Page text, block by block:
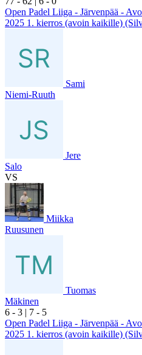
Open Padel Liiga - Järvenpää -
2025 1. kierros (avoin kaikille)
Sami
Niemi-Ruuth
Jere
Salo
VS
Miikka
Ruusunen
Tuomas
Mäkinen
6 - 3 | 7 - 5
Open Padel Liiga - Järvenpää -
2025 1. kierros (avoin kaikille)